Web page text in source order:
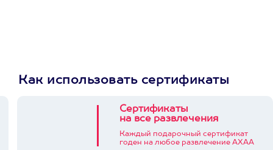
Как использовать сертификаты
Сертификаты
на все развлечения
Каждый подарочный сертификат
годен на любое развлечение АХАА